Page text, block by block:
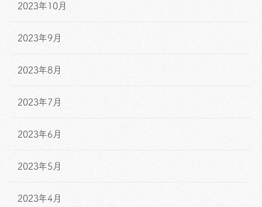
2023年10月
2023年9月
2023年8月
2023年7月
2023年6月
2023年5月
2023年4月